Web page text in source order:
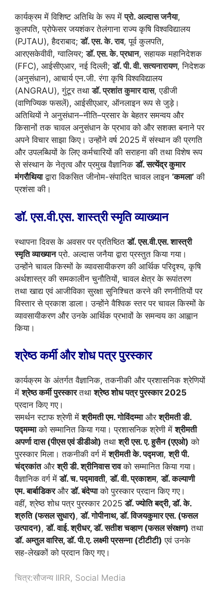
कार्यक्रम में विशिष्ट अतिथि के रूप मेंप्रो. अल्दास जनैया,
कुलपति, प्रोफेसर जयशंकर तेलंगाना राज्य कृषि विश्वविद्यालय
(PJTAU), हैदराबाद;डॉ. एस. के. राव, पूर्व कुलपति,
आरएसकेवीवी, ग्वालियर;डॉ. एस. के. प्रधान, सहायक महानिदेशक
(FFC), आईसीएआर, नई दिल्ली;डॉ. पी. वी. सत्यनारायण, निदेशक
(अनुसंधान), आचार्य एन.जी. रंगा कृषि विश्वविद्यालय
(ANGRAU), गुंटूर तथाडॉ. प्रशांत कुमार दास, एडीजी
(वाणिज्यिक फसलें), आईसीएआर, ऑनलाइन रूप से जुड़े।
अतिथियों ने अनुसंधान–नीति–प्रसार के बेहतर समन्वय और
किसानों तक चावल अनुसंधान के प्रभाव को और सशक्त बनाने पर
अपने विचार साझा किए। उन्होंने वर्ष 2025 में संस्थान की प्रगति
और उपलब्धियों के लिए कर्मचारियों की सराहना की तथा विशेष रूप
से संस्थान के नेतृत्व और प्रमुख वैज्ञानिकडॉ. सत्येंद्र कुमार
मंगरौथियाद्वारा विकसित जीनोम-संपादित चावल लाइन ‘कमला’ की
प्रशंसा की।
डॉ. एस.वी.एस. शास्त्री स्मृति व्याख्यान
स्थापना दिवस के अवसर पर प्रतिष्ठितडॉ. एस.वी.एस. शास्त्री
स्मृति व्याख्यानप्रो. अल्दास जनैया द्वारा प्रस्तुत किया गया।
उन्होंने चावल किस्मों के व्यावसायीकरण की आर्थिक परिदृश्य, कृषि
अर्थशास्त्र की समकालीन चुनौतियों, चावल क्षेत्र के रूपांतरण
तथा खाद्य एवं आजीविका सुरक्षा सुनिश्चित करने की रणनीतियों पर
विस्तार से प्रकाश डाला। उन्होंने वैश्विक स्तर पर चावल किस्मों के
व्यावसायीकरण और उनके आर्थिक प्रभावों के समन्वय का आह्वान
किया।
श्रेष्ठ कर्मी और शोध पत्र पुरस्कार
कार्यक्रम के अंतर्गत वैज्ञानिक, तकनीकी और प्रशासनिक श्रेणियों
मेंश्रेष्ठ कर्मी पुरस्कारतथाश्रेष्ठ शोध पत्र पुरस्कार 2025
प्रदान किए गए।
समर्थन स्टाफ श्रेणी मेंश्रीमती एम. गोविंदम्माऔरश्रीमती डी.
पद्मम्माको सम्मानित किया गया। प्रशासनिक श्रेणी मेंश्रीमती
अपर्णा दास (पीएस एवं डीडीओ) तथाश्री एस. ए. हुसैन (एएओ) को
पुरस्कार मिला। तकनीकी वर्ग मेंश्रीमती के. पद्मजा,श्री पी.
चंद्रकांतऔरश्री डी. श्रीनिवास रावको सम्मानित किया गया।
वैज्ञानिक वर्ग मेंडॉ. च. पद्मावती,डॉ. वी. प्रकाशम,डॉ. कल्याणी
एम. बार्बाडिकरऔरडॉ. बंदेप्पाको पुरस्कार प्रदान किए गए।
वहीं, श्रेष्ठ शोध पत्र पुरस्कार 2025डॉ. ज्योति बद्री, डॉ. के.
श्रुति (फसल सुधार),डॉ. गोपीनाथ, डॉ. विजयकुमार एस. (फसल
उत्पादन),डॉ. वाई. श्रीधर, डॉ. सतीश चव्हाण (फसल संरक्षण) तथा
डॉ. अम्तुल वारिस, डॉ. पी.ए. लक्ष्मी प्रसन्ना (टीटीटी) एवं उनके
सह-लेखकों को प्रदान किए गए।
चित्र:सौजन्य IIRR, Social Media